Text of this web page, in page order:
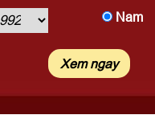
Nam